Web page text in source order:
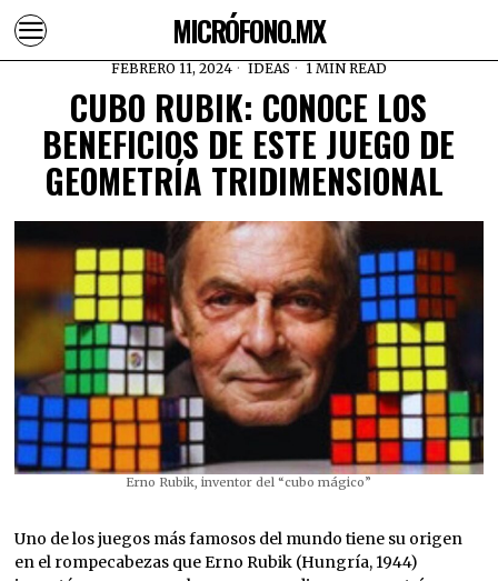
MICRÓFONO.MX
FEBRERO 11, 2024 IDEAS 1 MIN READ
CUBO RUBIK: CONOCE LOS
BENEFICIOS DE ESTE JUEGO DE
GEOMETRÍA TRIDIMENSIONAL
Erno Rubik, inventor del “cubo mágico”
Uno de los juegos más famosos del mundo tiene su origen
en el rompecabezas que Erno Rubik (Hungría, 1944)